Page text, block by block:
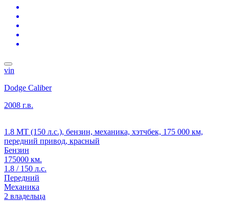
vin
Dodge Caliber
2008 г.в.
1.8 MT (150 л.с.), бензин, механика, хэтчбек, 175 000 км,
передний привод, красный
Бензин
175000 км.
1.8 / 150 л.с.
Передний
Механика
2 владельца